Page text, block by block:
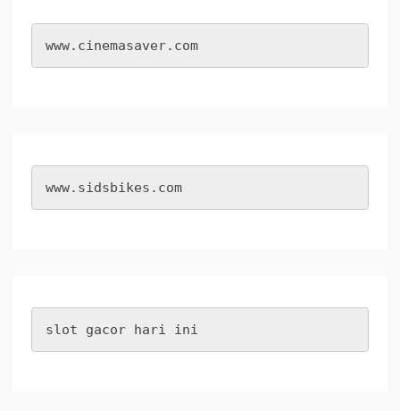
www.cinemasaver.com
www.sidsbikes.com
slot gacor hari ini